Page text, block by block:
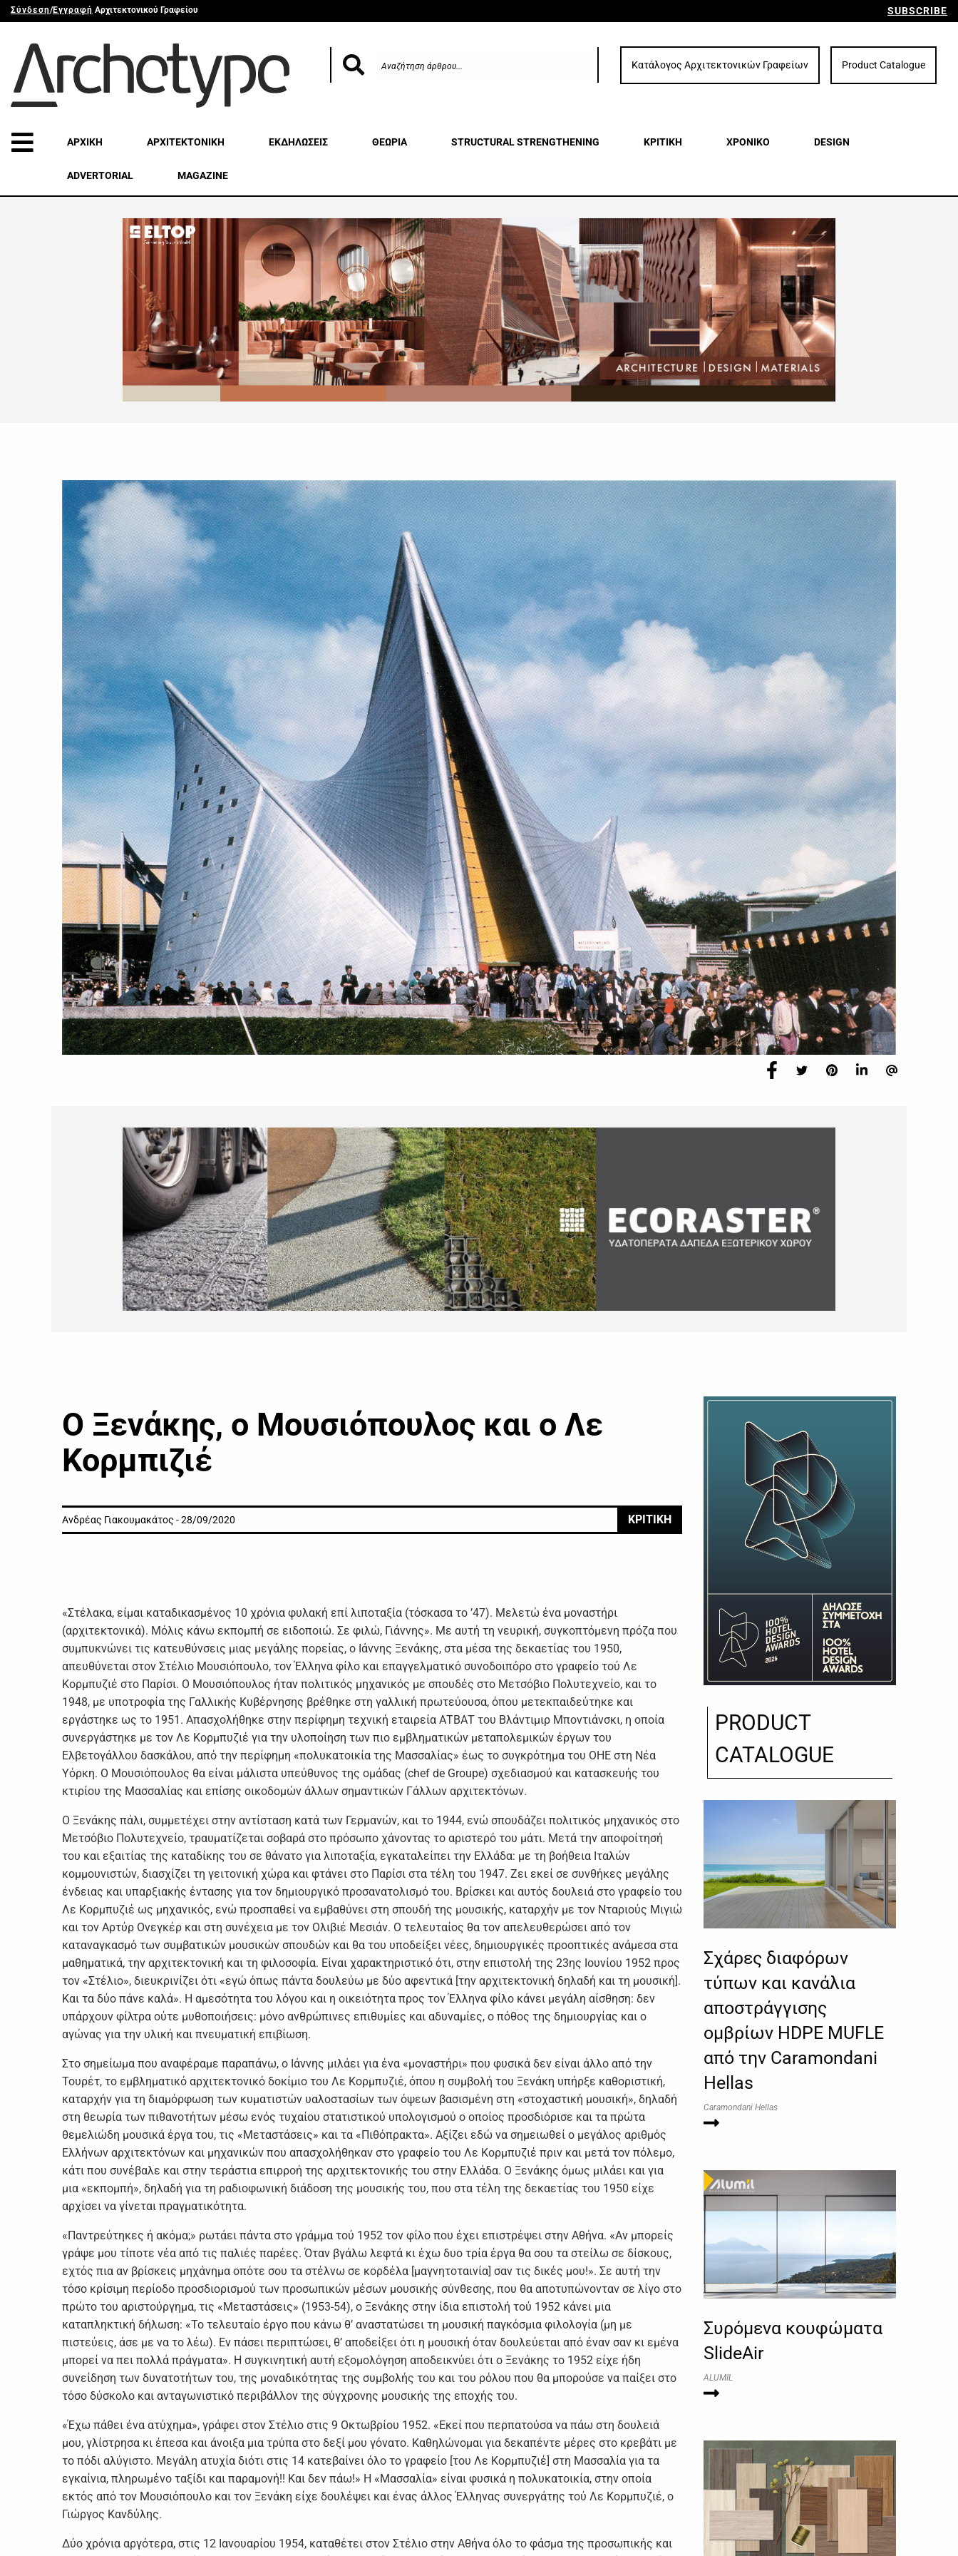
Σύνδεση/Εγγραφή Αρχιτεκτονικού Γραφείου SUBSCRIBE
Κατάλογος Αρχιτεκτονικών Γραφείων Product Catalogue
ΑΡΧΙΚΗ ΑΡΧΙΤΕΚΤΟΝΙΚΗ ΕΚΔΗΛΩΣΕΙΣ ΘΕΩΡΙΑ STRUCTURAL STRENGTHENING ΚΡΙΤΙΚΗ ΧΡΟΝΙΚΟ DESIGN
ADVERTORIAL MAGAZINE
Ο Ξενάκης, ο Μουσιόπουλος και ο Λε
Κορμπιζιέ
Ανδρέας Γιακουμακάτος - 28/09/2020 ΚΡΙΤΙΚΗ
«Στέλακα, είμαι καταδικασμένος 10 χρόνια φυλακή επί λιποταξία (τόσκασα το ’47). Μελετώ ένα μοναστήρι
(αρχιτεκτονικά). Μόλις κάνω εκπομπή σε ειδοποιώ. Σε φιλώ, Γιάννης». Με αυτή τη νευρική, συγκοπτόμενη πρόζα που
συμπυκνώνει τις κατευθύνσεις μιας μεγάλης πορείας, ο Ιάννης Ξενάκης, στα μέσα της δεκαετίας του 1950,
απευθύνεται στον Στέλιο Μουσιόπουλο, τον Έλληνα φίλο και επαγγελματικό συνοδοιπόρο στο γραφείο τού Λε
Κορμπυζιέ στο Παρίσι. Ο Μουσιόπουλος ήταν πολιτικός μηχανικός με σπουδές στο Μετσόβιο Πολυτεχνείο, και το
1948, με υποτροφία της Γαλλικής Κυβέρνησης βρέθηκε στη γαλλική πρωτεύουσα, όπου μετεκπαιδεύτηκε και
εργάστηκε ως το 1951. Απασχολήθηκε στην περίφημη τεχνική εταιρεία ΑΤΒΑΤ του Βλάντιμιρ Μποντιάνσκι, η οποία
συνεργάστηκε με τον Λε Κορμπυζιέ για την υλοποίηση των πιο εμβληματικών μεταπολεμικών έργων του
Ελβετογάλλου δασκάλου, από την περίφημη «πολυκατοικία της Μασσαλίας» έως το συγκρότημα του ΟΗΕ στη Νέα
Υόρκη. Ο Μουσιόπουλος θα είναι μάλιστα υπεύθυνος της ομάδας (chef de Groupe) σχεδιασμού και κατασκευής του
κτιρίου της Μασσαλίας και επίσης οικοδομών άλλων σημαντικών Γάλλων αρχιτεκτόνων.
Ο Ξενάκης πάλι, συμμετέχει στην αντίσταση κατά των Γερμανών, και το 1944, ενώ σπουδάζει πολιτικός μηχανικός στο
Μετσόβιο Πολυτεχνείο, τραυματίζεται σοβαρά στο πρόσωπο χάνοντας το αριστερό του μάτι. Μετά την αποφοίτησή
του και εξαιτίας της καταδίκης του σε θάνατο για λιποταξία, εγκαταλείπει την Ελλάδα: με τη βοήθεια Ιταλών
κομμουνιστών, διασχίζει τη γειτονική χώρα και φτάνει στο Παρίσι στα τέλη του 1947. Ζει εκεί σε συνθήκες μεγάλης
ένδειας και υπαρξιακής έντασης για τον δημιουργικό προσανατολισμό του. Βρίσκει και αυτός δουλειά στο γραφείο του
Λε Κορμπυζιέ ως μηχανικός, ενώ προσπαθεί να εμβαθύνει στη σπουδή της μουσικής, καταρχήν με τον Νταριούς Μιγιώ
και τον Αρτύρ Ονεγκέρ και στη συνέχεια με τον Ολιβιέ Μεσιάν. Ο τελευταίος θα τον απελευθερώσει από τον
καταναγκασμό των συμβατικών μουσικών σπουδών και θα του υποδείξει νέες, δημιουργικές προοπτικές ανάμεσα στα
μαθηματικά, την αρχιτεκτονική και τη φιλοσοφία. Είναι χαρακτηριστικό ότι, στην επιστολή της 23ης Ιουνίου 1952 προς
τον «Στέλιο», διευκρινίζει ότι «εγώ όπως πάντα δουλεύω με δύο αφεντικά [την αρχιτεκτονική δηλαδή και τη μουσική].
Και τα δύο πάνε καλά». Η αμεσότητα του λόγου και η οικειότητα προς τον Έλληνα φίλο κάνει μεγάλη αίσθηση: δεν
υπάρχουν φίλτρα ούτε μυθοποιήσεις: μόνο ανθρώπινες επιθυμίες και αδυναμίες, ο πόθος της δημιουργίας και ο
αγώνας για την υλική και πνευματική επιβίωση.
Στο σημείωμα που αναφέραμε παραπάνω, ο Ιάννης μιλάει για ένα «μοναστήρι» που φυσικά δεν είναι άλλο από την
Τουρέτ, το εμβληματικό αρχιτεκτονικό δοκίμιο του Λε Κορμπυζιέ, όπου η συμβολή του Ξενάκη υπήρξε καθοριστική,
καταρχήν για τη διαμόρφωση των κυματιστών υαλοστασίων των όψεων βασισμένη στη «στοχαστική μουσική», δηλαδή
στη θεωρία των πιθανοτήτων μέσω ενός τυχαίου στατιστικού υπολογισμού ο οποίος προσδιόρισε και τα πρώτα
θεμελιώδη μουσικά έργα του, τις «Μεταστάσεις» και τα «Πιθόπρακτα». Αξίζει εδώ να σημειωθεί ο μεγάλος αριθμός
Ελλήνων αρχιτεκτόνων και μηχανικών που απασχολήθηκαν στο γραφείο του Λε Κορμπυζιέ πριν και μετά τον πόλεμο,
κάτι που συνέβαλε και στην τεράστια επιρροή της αρχιτεκτονικής του στην Ελλάδα. Ο Ξενάκης όμως μιλάει και για
μια «εκπομπή», δηλαδή για τη ραδιοφωνική διάδοση της μουσικής του, που στα τέλη της δεκαετίας του 1950 είχε
αρχίσει να γίνεται πραγματικότητα.
«Παντρεύτηκες ή ακόμα;» ρωτάει πάντα στο γράμμα τού 1952 τον φίλο που έχει επιστρέψει στην Αθήνα. «Αν μπορείς
γράψε μου τίποτε νέα από τις παλιές παρέες. Όταν βγάλω λεφτά κι έχω δυο τρία έργα θα σου τα στείλω σε δίσκους,
εχτός πια αν βρίσκεις μηχάνημα οπότε σου τα στέλνω σε κορδέλα [μαγνητοταινία] σαν τις δικές μου!». Σε αυτή την
τόσο κρίσιμη περίοδο προσδιορισμού των προσωπικών μέσων μουσικής σύνθεσης, που θα αποτυπώνονταν σε λίγο στο
πρώτο του αριστούργημα, τις «Μεταστάσεις» (1953-54), ο Ξενάκης στην ίδια επιστολή τού 1952 κάνει μια
καταπληκτική δήλωση: «Το τελευταίο έργο που κάνω θ’ αναστατώσει τη μουσική παγκόσμια φιλολογία (μη με
πιστεύεις, άσε με να το λέω). Εν πάσει περιπτώσει, θ’ αποδείξει ότι η μουσική όταν δουλεύεται από έναν σαν κι εμένα
μπορεί να πει πολλά πράγματα». Η συγκινητική αυτή εξομολόγηση αποδεικνύει ότι ο Ξενάκης το 1952 είχε ήδη
συνείδηση των δυνατοτήτων του, της μοναδικότητας της συμβολής του και του ρόλου που θα μπορούσε να παίξει στο
τόσο δύσκολο και ανταγωνιστικό περιβάλλον της σύγχρονης μουσικής της εποχής του.
«Έχω πάθει ένα ατύχημα», γράφει στον Στέλιο στις 9 Οκτωβρίου 1952. «Εκεί που περπατούσα να πάω στη δουλειά
μου, γλίστρησα κι έπεσα και άνοιξα μια τρύπα στο δεξί μου γόνατο. Καθηλώνομαι για δεκαπέντε μέρες στο κρεβάτι με
το πόδι αλύγιστο. Μεγάλη ατυχία διότι στις 14 κατεβαίνει όλο το γραφείο [του Λε Κορμπυζιέ] στη Μασσαλία για τα
εγκαίνια, πληρωμένο ταξίδι και παραμονή!! Και δεν πάω!» Η «Μασσαλία» είναι φυσικά η πολυκατοικία, στην οποία
εκτός από τον Μουσιόπουλο και τον Ξενάκη είχε δουλέψει και ένας άλλος Έλληνας συνεργάτης τού Λε Κορμπυζιέ, ο
Γιώργος Κανδύλης.
Δύο χρόνια αργότερα, στις 12 Ιανουαρίου 1954, καταθέτει στον Στέλιο στην Αθήνα όλο το φάσμα της προσωπικής και
PRODUCT
CATALOGUE
Σχάρες διαφόρων
τύπων και κανάλια
αποστράγγισης
ομβρίων HDPE MUFLE
από την Caramondani
Hellas
Caramondani Hellas
Συρόμενα κουφώματα
SlideAir
ALUMIL